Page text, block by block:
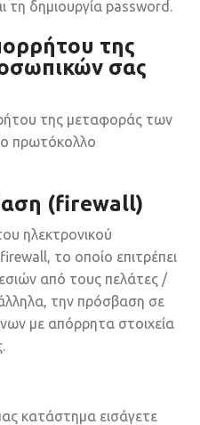
τη δημιουργία password.
της
σας
της μεταφοράς των
πρωτόκολλο
(firewall)
ηλεκτρονικού
το οποίο επιτρέπει
από τους πελάτες /
την πρόσβαση σε
με απόρρητα στοιχεία
κατάστημα εισάγετε